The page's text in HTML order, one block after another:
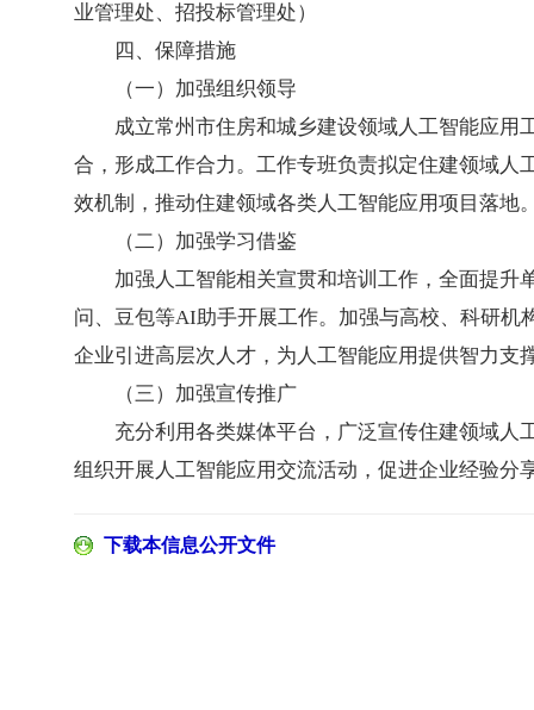
业管理处、招投标管理处）
四、保障措施
（一）加强组织领导
成立常州市住房和城乡建设领域人工智能应用
合，形成工作合力。工作专班负责拟定住建领域
效机制，推动住建领域各类人工智能应用项目落地
（二）加强学习借鉴
加强人工智能相关宣贯和培训工作，全面提升
问、豆包等AI助手开展工作。加强与高校、科研
企业引进高层次人才，为人工智能应用提供智力支
（三）加强宣传推广
充分利用各类媒体平台，广泛宣传住建领域人
组织开展人工智能应用交流活动，促进企业经验
下载本信息公开文件